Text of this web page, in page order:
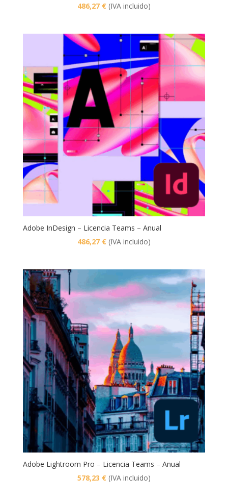
486,27 € (IVA incluido)
Adobe InDesign – Licencia Teams – Anual
486,27 € (IVA incluido)
Adobe Lightroom Pro – Licencia Teams – Anual
578,23 € (IVA incluido)